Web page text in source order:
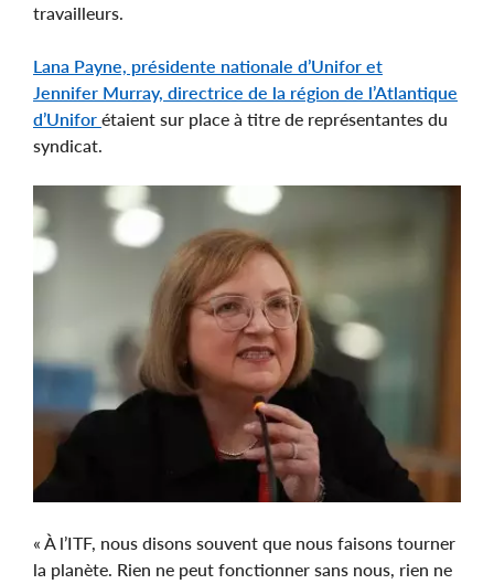
travailleurs.
Lana Payne, présidente nationale d’Unifor et
Jennifer Murray, directrice de la région de l’Atlantique
d’Unifor étaient sur place à titre de représentantes du
syndicat.
« À l’ITF, nous disons souvent que nous faisons tourner
la planète. Rien ne peut fonctionner sans nous, rien ne